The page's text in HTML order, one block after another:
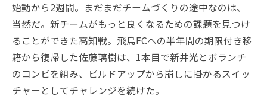
始動から2週間。まだまだチームづくりの途中なのは、
当然だ。新チームがもっと良くなるための課題を見つけ
ることができた高知戦。飛鳥FCへの半年間の期限付き移
籍から復帰した佐藤璃樹は、1本目で新井光とボランチ
のコンビを組み、ビルドアップから崩しに掛かるスイッ
チャーとしてチャレンジを続けた。